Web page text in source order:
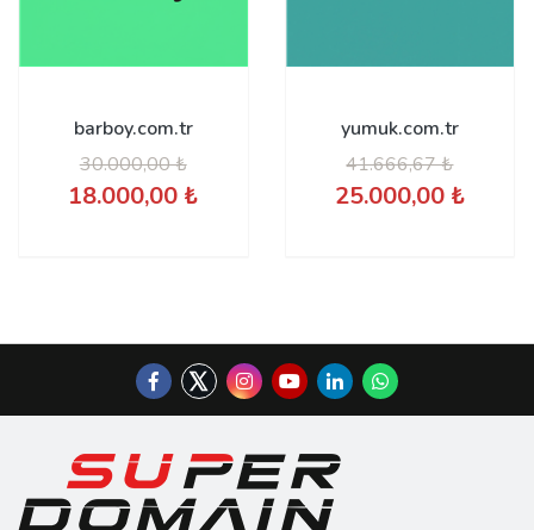
barboy.com.tr
30.000,00 ₺
18.000,00 ₺
yumuk.com.tr
41.666,67 ₺
25.000,00 ₺